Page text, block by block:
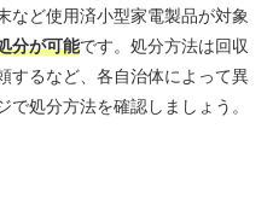
など使用済小型家電製品が対象
分が可能です。処分方法は回収
するなど、各自治体によって異
処分方法を確認しましょう。